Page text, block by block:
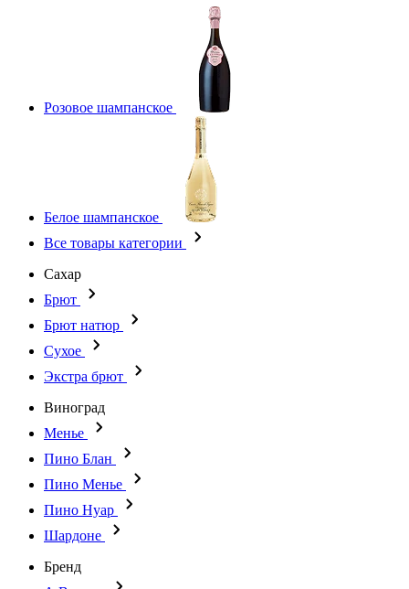
Розовое шампанское
Белое шампанское
Все товары категории
Сахар
Брют
Брют натюр
Сухое
Экстра брют
Виноград
Менье
Пино Блан
Пино Менье
Пино Нуар
Шардоне
Бренд